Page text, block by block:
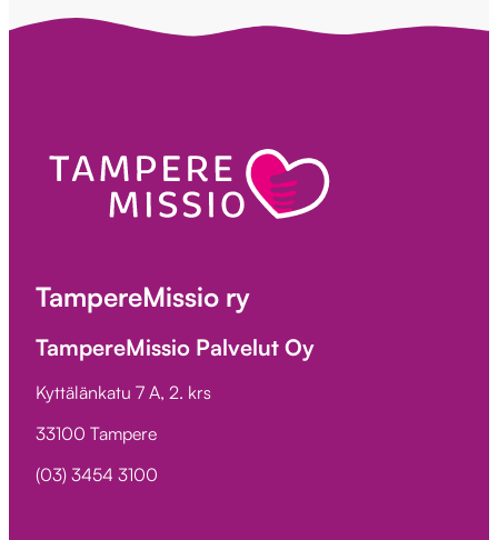
TampereMissio ry
TampereMissio Palvelut Oy
Kyttälänkatu 7 A, 2. krs
33100 Tampere
(03) 3454 3100